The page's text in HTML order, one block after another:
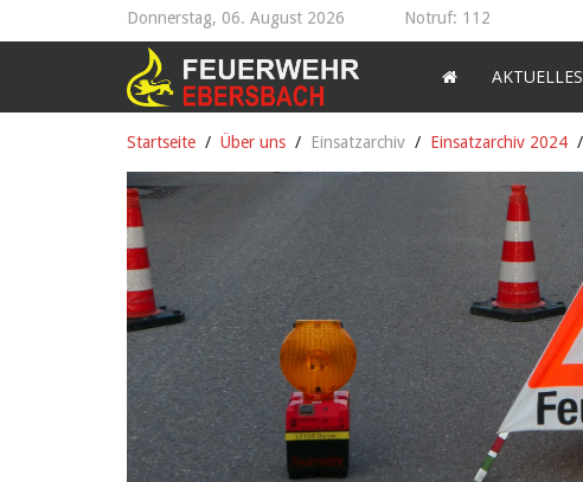
Donnerstag, 06. August 2026 Notruf: 112
AKTUELLES
Startseite Über uns Einsatzarchiv Einsatzarchiv 2024